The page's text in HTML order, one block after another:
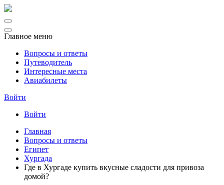
Главное меню
Вопросы и ответы
Путеводитель
Интересные места
Авиабилеты
Войти
Войти
Главная
Вопросы и ответы
Египет
Хургада
Где в Хургаде купить вкусные сладости для привоза
домой?